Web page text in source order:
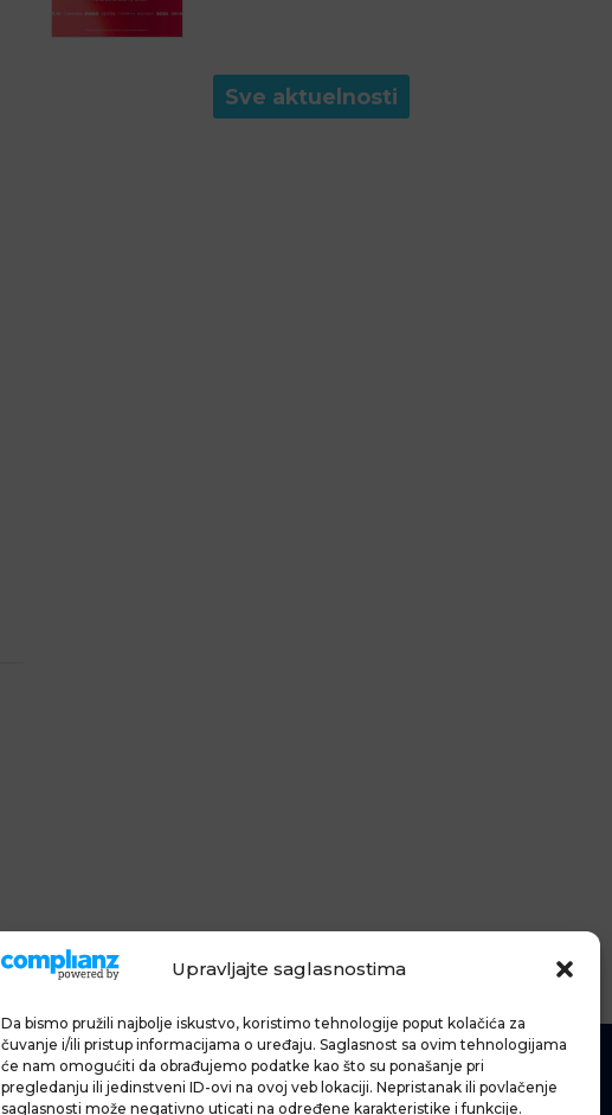
Upravljajte saglasnostima
Da bismo pružili najbolje iskustvo, koristimo tehnologije poput kolačića za
čuvanje i/ili pristup informacijama o uređaju. Saglasnost sa ovim tehnologijama
će nam omogućiti da obrađujemo podatke kao što su ponašanje pri
pregledanju ili jedinstveni ID-ovi na ovoj veb lokaciji. Nepristanak ili povlačenje
saglasnosti može negativno uticati na određene karakteristike i funkcije.
Sve aktuelnosti
ŠOPING